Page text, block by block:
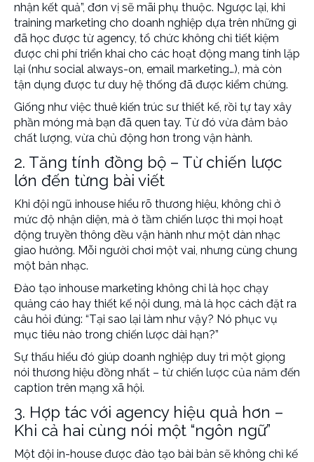
nhận kết quả”, đơn vị sẽ mãi phụ thuộc. Ngược lại, khi
training marketing cho doanh nghiệp dựa trên những gì
đã học được từ agency, tổ chức không chỉ tiết kiệm
được chi phí triển khai cho các hoạt động mang tính lặp
lại (như social always-on, email marketing…), mà còn
tận dụng được tư duy hệ thống đã được kiểm chứng.
Giống như việc thuê kiến trúc sư thiết kế, rồi tự tay xây
phần móng mà bạn đã quen tay. Từ đó vừa đảm bảo
chất lượng, vừa chủ động hơn trong vận hành.
2. Tăng tính đồng bộ – Từ chiến lược
lớn đến từng bài viết
Khi đội ngũ inhouse hiểu rõ thương hiệu, không chỉ ở
mức độ nhận diện, mà ở tầm chiến lược thì mọi hoạt
động truyền thông đều vận hành như một dàn nhạc
giao hưởng. Mỗi người chơi một vai, nhưng cùng chung
một bản nhạc.
Đào tạo inhouse marketing không chỉ là học chạy
quảng cáo hay thiết kế nội dung, mà là học cách đặt ra
câu hỏi đúng: “Tại sao lại làm như vậy? Nó phục vụ
mục tiêu nào trong chiến lược dài hạn?”
Sự thấu hiểu đó giúp doanh nghiệp duy trì một giọng
nói thương hiệu đồng nhất – từ chiến lược của năm đến
caption trên mạng xã hội.
3. Hợp tác với agency hiệu quả hơn –
Khi cả hai cùng nói một “ngôn ngữ”
Một đội in-house được đào tạo bài bản sẽ không chỉ kế